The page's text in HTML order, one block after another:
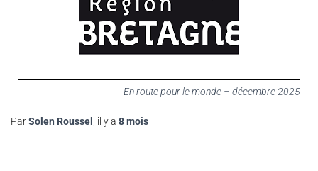
En route pour le monde – décembre 2025
ParSolen Roussel , il y a 8 mois